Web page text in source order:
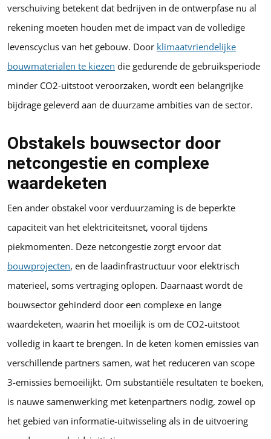
verschuiving betekent dat bedrijven in de ontwerpfase nu al
rekening moeten houden met de impact van de volledige
levenscyclus van het gebouw. Door klimaatvriendelijke
bouwmaterialen te kiezen die gedurende de gebruiksperiode
minder CO2-uitstoot veroorzaken, wordt een belangrijke
bijdrage geleverd aan de duurzame ambities van de sector.
Obstakels bouwsector door
netcongestie en complexe
waardeketen
Een ander obstakel voor verduurzaming is de beperkte
capaciteit van het elektriciteitsnet, vooral tijdens
piekmomenten. Deze netcongestie zorgt ervoor dat
bouwprojecten, en de laadinfrastructuur voor elektrisch
materieel, soms vertraging oplopen. Daarnaast wordt de
bouwsector gehinderd door een complexe en lange
waardeketen, waarin het moeilijk is om de CO2-uitstoot
volledig in kaart te brengen. In de keten komen emissies van
verschillende partners samen, wat het reduceren van scope
3-emissies bemoeilijkt. Om substantiële resultaten te boeken,
is nauwe samenwerking met ketenpartners nodig, zowel op
het gebied van informatie-uitwisseling als in de uitvoering